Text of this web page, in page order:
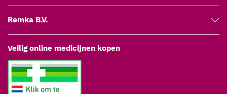
Remka B.V.
Veilig online medicijnen kopen